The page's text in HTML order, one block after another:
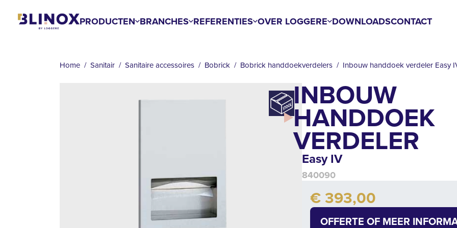
PRODUCTEN BRANCHES REFERENTIES OVER LOGGERE DOWNLOADSCONTACT
Home Sanitair Sanitaire accessoires Bobrick Bobrick handdoekverdelers Inbouw handdoek verdeler Easy
INBOUW
HANDDOEK
VERDELER
Easy IV
840090
Quantity
€ 393,00
OFFERTE OF MEER